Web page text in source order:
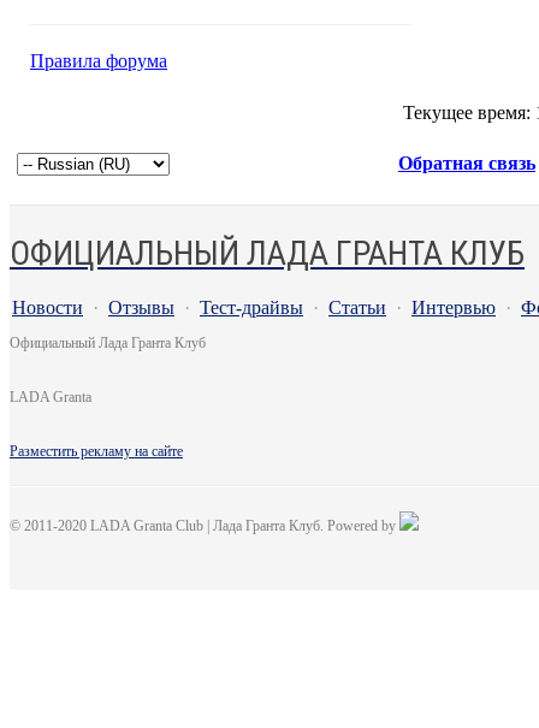
Правила форума
Текущее время:
Обратная связь
ОФИЦИАЛЬНЫЙ ЛАДА ГРАНТА КЛУБ
Новости · Отзывы · Тест-драйвы · Статьи · Интервью ·
Официальный Лада Гранта Клуб
LADA Granta
Разместить рекламу на сайте
© 2011-2020 LADA Granta Club | Лада Гранта Клуб. Powered by